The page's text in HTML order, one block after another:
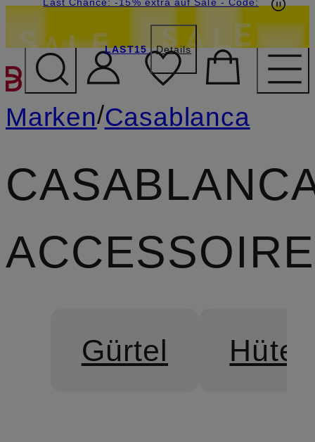
ZUM HAUPTINHALT
LAST15 Details
Marken/Casablanca
Gürtel Hüte